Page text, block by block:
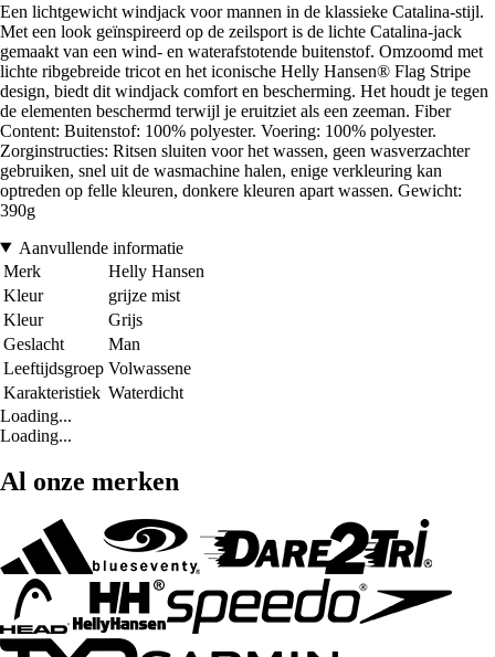
Een lichtgewicht windjack voor mannen in de klassieke Catalina-stijl.
Met een look geïnspireerd op de zeilsport is de lichte Catalina-jack
gemaakt van een wind- en waterafstotende buitenstof. Omzoomd met
lichte ribgebreide tricot en het iconische Helly Hansen® Flag Stripe
design, biedt dit windjack comfort en bescherming. Het houdt je tegen
de elementen beschermd terwijl je eruitziet als een zeeman. Fiber
Content: Buitenstof: 100% polyester. Voering: 100% polyester.
Zorginstructies: Ritsen sluiten voor het wassen, geen wasverzachter
gebruiken, snel uit de wasmachine halen, enige verkleuring kan
optreden op felle kleuren, donkere kleuren apart wassen. Gewicht:
390g
Aanvullende informatie
Merk
Helly Hansen
Kleur
grijze mist
Kleur
Grijs
Geslacht
Man
Leeftijdsgroep Volwassene
Karakteristiek Waterdicht
Loading...
Loading...
Al onze merken